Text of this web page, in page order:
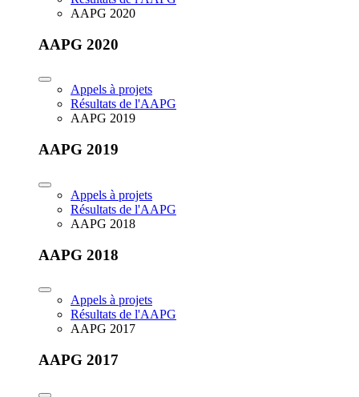
AAPG 2020
AAPG 2020
Appels à projets
Résultats de l'AAPG
AAPG 2019
AAPG 2019
Appels à projets
Résultats de l'AAPG
AAPG 2018
AAPG 2018
Appels à projets
Résultats de l'AAPG
AAPG 2017
AAPG 2017